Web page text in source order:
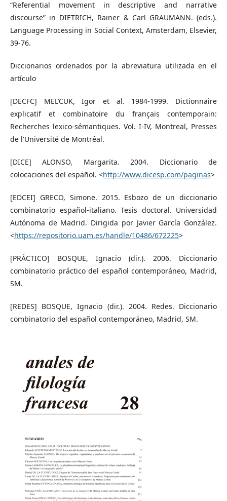
“Referential movement in descriptive and narrative
discourse” in DIETRICH, Rainer & Carl GRAUMANN. (eds.).
Language Processing in Social Context, Amsterdam, Elsevier,
39-76.
Diccionarios ordenados por la abreviatura utilizada en el
artículo
[DECFC] MEL’CUK, Igor et al. 1984-1999. Dictionnaire
explicatif et combinatoire du français contemporain:
Recherches lexico-sémantiques. Vol. I-IV, Montreal, Presses
de l'Université de Montréal.
[DICE] ALONSO, Margarita. 2004. Diccionario de
colocaciones del español. <http://www.dicesp.com/paginas>
[EDCEI] GRECO, Simone. 2015. Esbozo de un diccionario
combinatorio español-italiano. Tesis doctoral. Universidad
Autónoma de Madrid. Dirigida por Javier García González.
<https://repositorio.uam.es/handle/10486/672225>
[PRÁCTICO] BOSQUE, Ignacio (dir.). 2006. Diccionario
combinatorio práctico del español contemporáneo, Madrid,
SM.
[REDES] BOSQUE, Ignacio (dir.). 2004. Redes. Diccionario
combinatorio del español contemporáneo, Madrid, SM.